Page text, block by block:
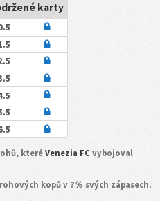
karty
kteréVenezia FC vybojoval
kopů v ?％ svých zápasech.